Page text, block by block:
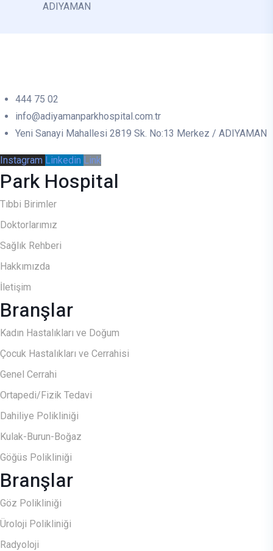
ADIYAMAN
444 75 02
info@adiyamanparkhospital.com.tr
Yeni Sanayi Mahallesi 2819 Sk. No:13 Merkez / ADIYAMAN
Instagram Linkedin Link
Park Hospital
Tıbbi Birimler
Doktorlarımız
Sağlık Rehberi
Hakkımızda
İletişim
Branşlar
Kadın Hastalıkları ve Doğum
Çocuk Hastalıkları ve Cerrahisi
Genel Cerrahi
Ortapedi/Fizik Tedavi
Dahiliye Polikliniği
Kulak-Burun-Boğaz
Göğüs Polikliniği
Branşlar
Göz Polikliniği
Üroloji Polikliniği
Radyoloji